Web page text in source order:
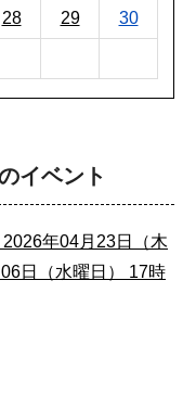
28 29 30
イベント
年04月23日（木
日（水曜日） 17時